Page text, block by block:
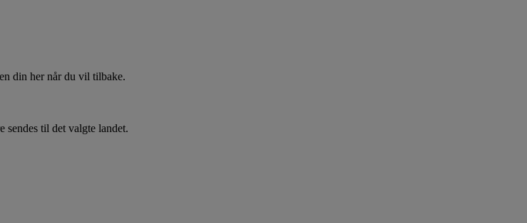
din her når du vil tilbake.
til det valgte landet.